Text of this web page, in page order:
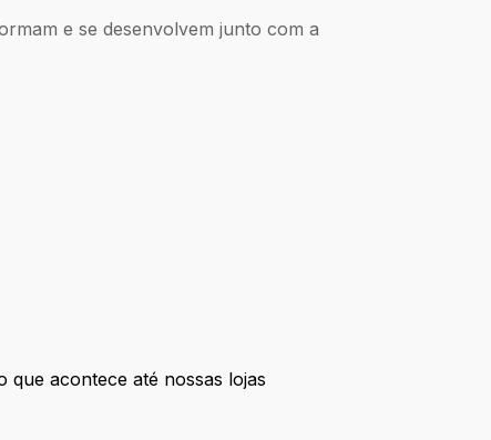
e se desenvolvem junto com a
acontece até nossas lojas